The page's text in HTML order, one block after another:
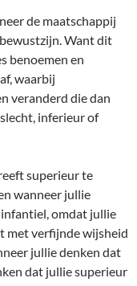
de maatschappij
Want dit
benoemen en
waarbij
veranderd die dan
inferieur of
superieur te
wanneer jullie
omdat jullie
met verfijnde wijsheid
jullie denken dat
dat jullie superieur